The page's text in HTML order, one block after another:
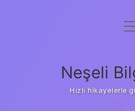
Yasal
Neşeli
Hızlı hikayelerle